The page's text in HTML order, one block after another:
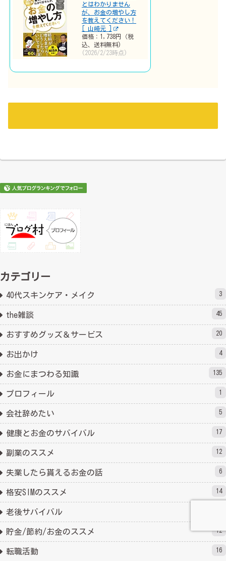
とはわかりません
が、お金の増やし方
を教えてください！
[ 山崎元 ]
価格：1,738円（税
込、送料無料)
(2026/2/23時点)
カテゴリー
40代スキンケア・メイク 3
the雑談 45
おすすめグッズ＆サービス 20
お出かけ 4
お金にまつわる知識 135
プロフィール 1
会社辞めたい 5
健康とお金のサバイバル 17
副業のススメ 12
失業したら貰えるお金の話 6
格安SIMのススメ 14
老後サバイバル
貯金/節約/お金のススメ 12
転職活動 16